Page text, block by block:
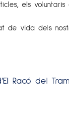
els
de vida dels
Racó del